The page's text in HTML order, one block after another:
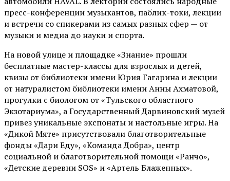
пресс-конференции музыкантов, паблик-токи, лекции
и встречи со спикерами из самых разных сфер — от
музыки и медиа до науки и спорта.
На новой улице и площадке «Знание» прошли
бесплатные мастер-классы для взрослых и детей,
квизы от библиотеки имени Юрия Гагарина и лекции
от натуралистом библиотеки имени Анны Ахматовой,
прогулки с биологом от «Тульского областного
Экзотариума», а Государственный Дарвиновский музей
привез уникальные экспонаты и настольные игры. На
«Дикой Мяте» присутствовали благотворительные
фонды «Дари Еду», «Команда Добра», центр
социальной и благотворительной помощи «Ранчо»,
«Детские деревни SOS» и «Артель Блаженных».